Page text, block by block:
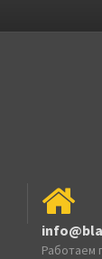
Работаем